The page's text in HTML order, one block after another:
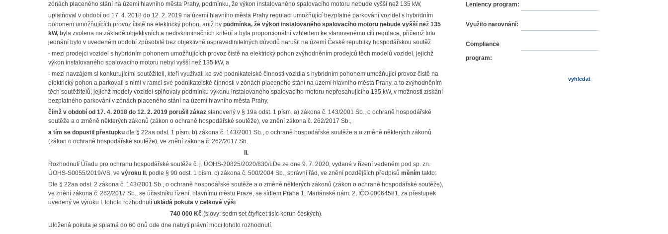
zónách placeného stání na území hlavního města Prahy, podmínku, že výkon instalovaného spalovacího motoru nebude vyšší než 135 kW,
uplatňoval v období od 17. 4. 2018 do 12. 2. 2019 na území hlavního města Prahy regulaci umožňující bezplatné parkování vozidel s hybridním
pohonem umožňujících provoz čistě na elektrický pohon, aniž by podmínka, že výkon instalovaného spalovacího motoru nebude vyšší než 135
kW, byla zvolena na základě objektivních a nediskriminačních kritérií a byla proporcionální vzhledem ke stanovenému cíli regulace, přičemž toto
jednání bylo v uvedeném období způsobilé bez objektivně ospravedlnitelných důvodů narušit na území České republiky hospodářskou soutěž
- mezi prodejci vozidel s hybridním pohonem umožňujících provoz čistě na elektrický pohon zvýhodněním prodejců těch modelů vozidel, jejichž
výkon instalovaného spalovacího motoru nebyl vyšší než 135 kW, a
- mezi navzájem si konkurujícími soutěžiteli, kteří využívali ke své podnikatelské činnosti vozidla s hybridním pohonem umožňující provoz čistě na
elektrický pohon a parkovali s nimi v rámci své podnikatelské činnosti v zónách placeného stání na území hlavního města Prahy, a to zvýhodněním
těch soutěžitelů, jejichž modely vozidel splňovaly podmínku výkonu instalovaného spalovacího motoru nepřesahujícího 135 kW, v možnosti získání
bezplatného parkování v zónách placeného stání na území hlavního města Prahy,
čímž v období od 17. 4. 2018 do 12. 2. 2019 porušil zákaz stanovený v § 19a odst. 1 písm. a) zákona č. 143/2001 Sb., o ochraně hospodářské
soutěže a o změně některých zákonů (zákon o ochraně hospodářské soutěže), ve znění zákona č. 262/2017 Sb.,
a tím se dopustil přestupku dle § 22aa odst. 1 písm. b) zákona č. 143/2001 Sb., o ochraně hospodářské soutěže a o změně některých zákonů
(zákon o ochraně hospodářské soutěže), ve znění zákona č. 262/2017 Sb.
II.
Rozhodnutí Úřadu pro ochranu hospodářské soutěže č. j. ÚOHS-20825/2020/830/LDe ze dne 9. 7. 2020, vydané v řízení vedeném pod sp. zn.
ÚOHS-S0055/2019/VS, ve výroku II. podle § 90 odst. 1 písm. c) zákona č. 500/2004 Sb., správní řád, ve znění pozdějších předpisů měním takto:
Dle § 22aa odst. 2 zákona č. 143/2001 Sb., o ochraně hospodářské soutěže a o změně některých zákonů (zákon o ochraně hospodářské soutěže),
ve znění zákona č. 262/2017 Sb., se účastníku řízení, hlavnímu městu Praze, se sídlem Praha 1, Mariánské nám. 2, IČO 00064581, za přestupek
uvedený ve výroku I. tohoto rozhodnutí ukládá pokuta v celkové výši
740 000 Kč (slovy: sedm set čtyřicet tisíc korun českých).
Uložená pokuta je splatná do 60 dnů ode dne nabytí právní moci tohoto rozhodnutí.
Leniency program:
Využito narovnání:
Compliance
program: